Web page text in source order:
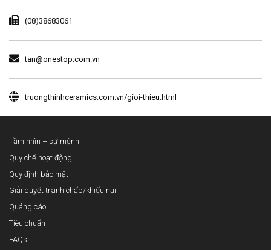
(08)38683061
tan@onestop.com.vn
truongthinhceramics.com.vn/gioi-thieu.html
Tầm nhìn – sứ mệnh
Quy chế hoạt động
Quy định bảo mật
Giải quyết tranh chấp/khiếu nại
Quảng cáo
Tiêu chuẩn
FAQs